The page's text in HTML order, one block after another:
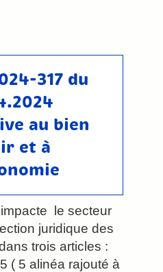
317 du
au bien
et à
le secteur
juridique des
trois articles :
( 5 alinéa rajouté à